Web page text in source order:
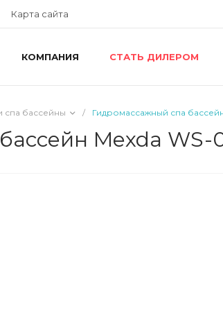
Карта сайта
КОМПАНИЯ СТАТЬ ДИЛЕРОМ
спа бассейны / Гидромассажный спа
Mexda WS-